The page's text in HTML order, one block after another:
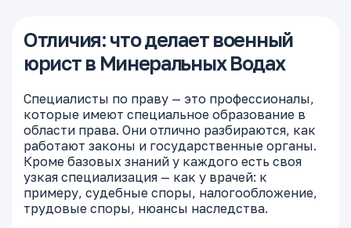
Отличия: что делает военный
юрист в Минеральных Водах
Специалисты по праву — это профессионалы,
которые имеют специальное образование в
области права. Они отлично разбираются, как
работают законы и государственные органы.
Кроме базовых знаний у каждого есть своя
узкая специализация — как у врачей: к
примеру, судебные споры, налогообложение,
трудовые споры, нюансы наследства.